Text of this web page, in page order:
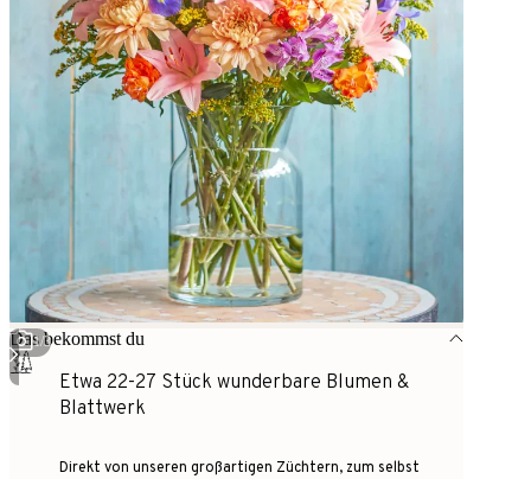
1/3
Das bekommst du
Etwa 22-27 Stück wunderbare Blumen &
Blattwerk
Direkt von unseren großartigen Züchtern, zum selbst